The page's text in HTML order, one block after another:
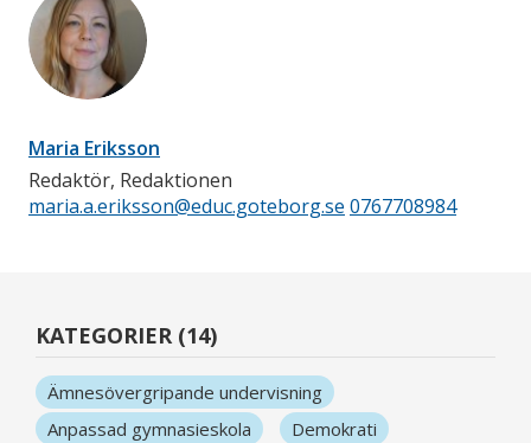
Maria Eriksson
Redaktör, Redaktionen
maria.a.eriksson@educ.goteborg.se 0767708984
KATEGORIER (14)
Ämnesövergripande undervisning
Anpassad gymnasieskola
Demokrati